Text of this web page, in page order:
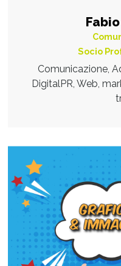
Socio
Comunicazione,
DigitalPR, Web,